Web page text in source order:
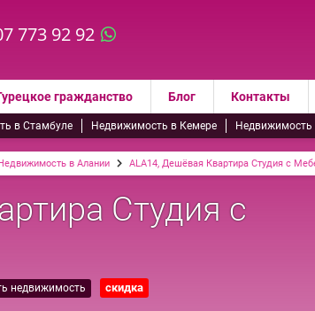
773 92 92
гражданство Блог Контакты
в Стамбуле Недвижимость в Кемере Недвижимость
в Алании ALA14, Дешёвая Квартира Студия с
Студия с
недвижимость скидка